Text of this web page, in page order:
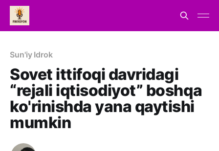
Sun'iy Idrok
Sovet ittifoqi davridagi
“rejali iqtisodiyot” boshqa
ko'rinishda yana qaytishi
mumkin